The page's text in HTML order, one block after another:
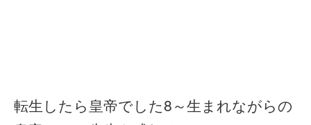
転生したら皇帝でした8～生まれながらの